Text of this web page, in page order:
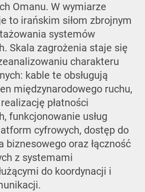
Omanu. W wymiarze
to irańskim siłom zbrojnym
systemów
Skala zagrożenia staje się
charakteru
kable te obsługują
międzynarodowego ruchu,
płatności
funkcjonowanie usług
cyfrowych, dostęp do
biznesowego oraz łączność
z systemami
do koordynacji i